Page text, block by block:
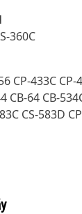
360C
CP-433C
CB-64 CB-
CS-583D